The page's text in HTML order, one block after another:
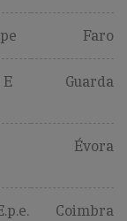
Faro
Guarda
Évora
Coimbra